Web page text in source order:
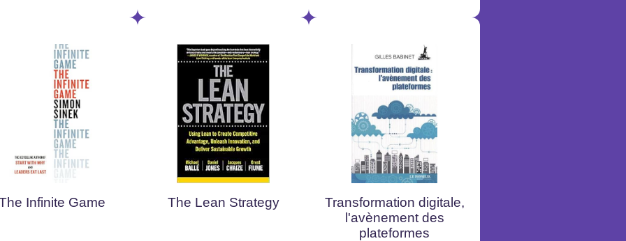
Infinite Game The Lean Strategy
Transformation digitale,
l'avènement des
plateformes